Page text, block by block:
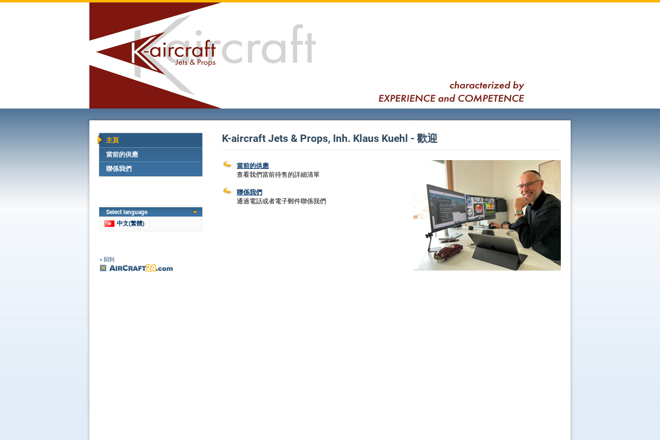
主頁
當前的供應
聯係我們
Select language
中文(繁體)
« 回到
K-aircraft Jets & Props, Inh. Klaus Kuehl - 歡迎
當前的供應
查看我們當前待售的詳細清單
聯係我們
通過電話或者電子郵件聯係我們